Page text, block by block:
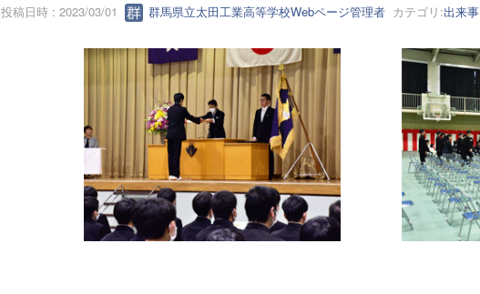
投稿日時 : 2023/03/01 群馬県立太田工業高等学校Webページ管理者カテゴリ:出来事